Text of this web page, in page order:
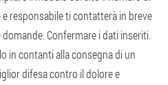
responsabile ti contatterà in breve
Confermare i dati inseriti.
in contanti alla consegna di un
difesa contro il dolore e